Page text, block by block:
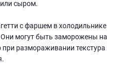
сыром.
с фаршем в холодильнике
Они могут быть заморожены на
при размораживании текстура